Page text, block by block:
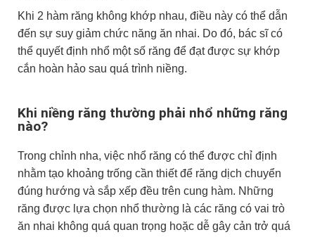
Khi 2 hàm răng không khớp nhau, điều này có thể dẫn
đến sự suy giảm chức năng ăn nhai. Do đó, bác sĩ có
thể quyết định nhổ một số răng để đạt được sự khớp
cắn hoàn hảo sau quá trình niềng.
Khi niềng răng thường phải nhổ những răng
nào?
Trong chỉnh nha, việc nhổ răng có thể được chỉ định
nhằm tạo khoảng trống cần thiết để răng dịch chuyển
đúng hướng và sắp xếp đều trên cung hàm. Những
răng được lựa chọn nhổ thường là các răng có vai trò
ăn nhai không quá quan trọng hoặc dễ gây cản trở quá